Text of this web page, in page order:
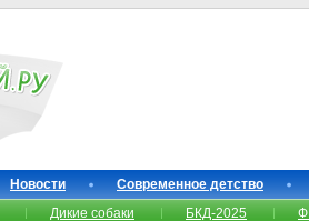
Новости
Современное детство
Дикие собаки БКД-2025